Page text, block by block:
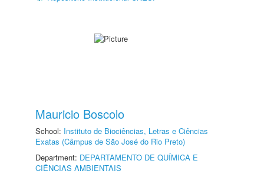
Mauricio Boscolo
School: Instituto de Biociências, Letras e Ciências
Exatas (Câmpus de São José do Rio Preto)
Department: DEPARTAMENTO DE QUÍMICA E
CIÊNCIAS AMBIENTAIS